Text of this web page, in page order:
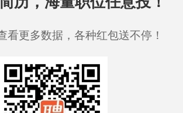
看更多数据，各种红包送不停！